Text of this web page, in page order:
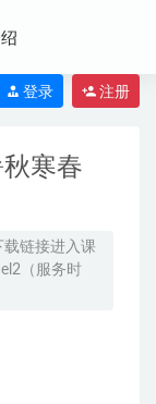
登录 注册
寒春
载链接进入课
（服务时